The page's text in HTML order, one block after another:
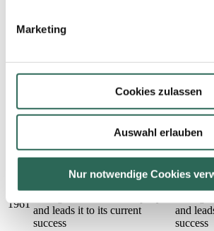
Marketing
Cookies zulassen
Auswahl erlauben
Nur notwendige Cookies
3,000m² production and
1988
Bock GmbH
1973
Acquisition of a French
product range to develop the
French market
1961
and leads it to its current
success